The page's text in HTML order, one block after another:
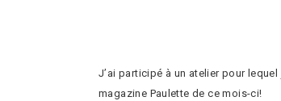
J’ai participé à un atelier pour lequel
magazine Paulette de ce mois-ci!